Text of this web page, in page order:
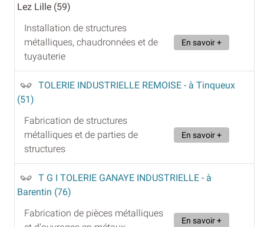
Lez Lille (59)
Installation de structures
métalliques, chaudronnées et de
tuyauterie
En savoir +
TOLERIE INDUSTRIELLE REMOISE - à Tinqueux
(51)
Fabrication de structures
métalliques et de parties de
structures
En savoir +
T G I TOLERIE GANAYE INDUSTRIELLE - à
Barentin (76)
Fabrication de pièces métalliques
En savoir +